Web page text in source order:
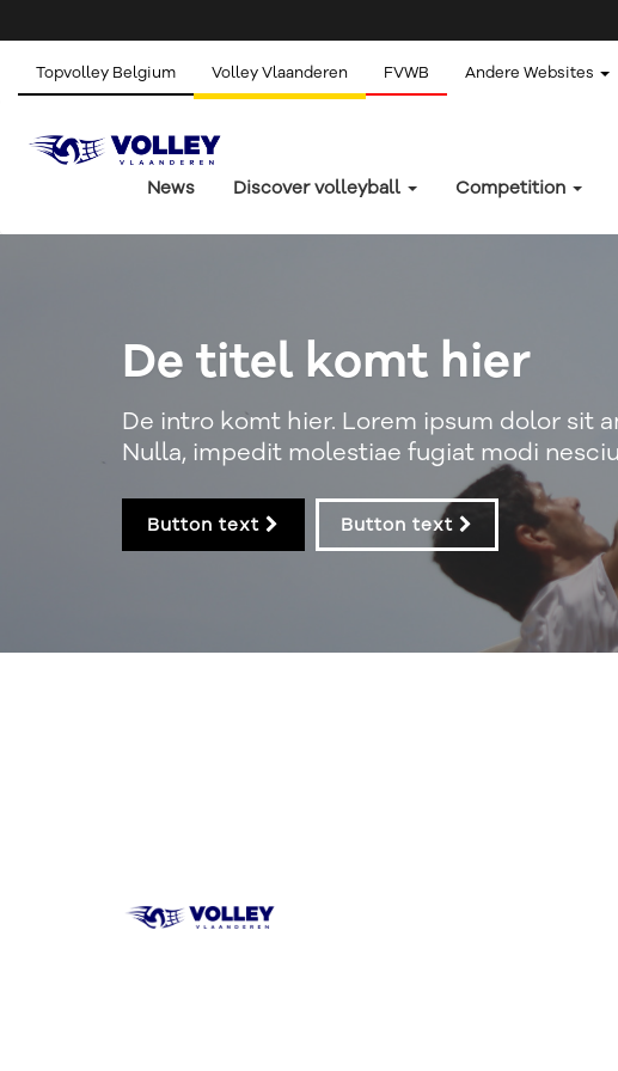
Topvolley Belgium Volley Vlaanderen FVWB Andere Websites
News Discover volleyball Competition
De titel komt hier
De intro komt hier. Lorem ipsum dolor sit
Nulla, impedit molestiae fugiat modi
Button text Button text